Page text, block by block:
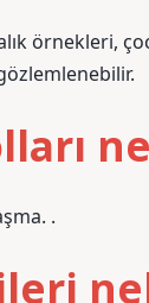
örnekleri,
.